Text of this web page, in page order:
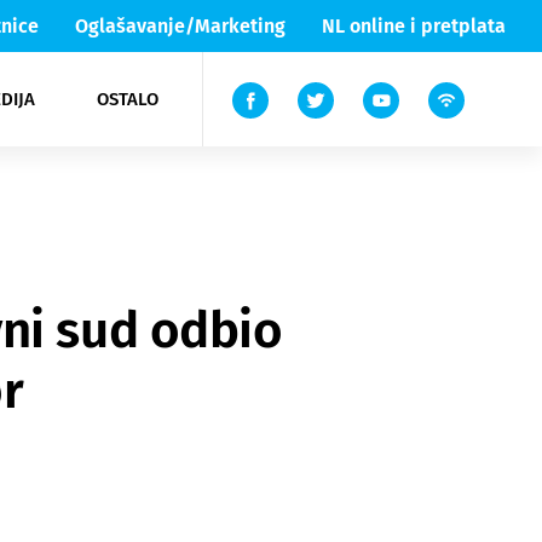
Oglašavanje/Marketing NL online i pretplata
OSTALO
Lika & Senj
TV
sud odbio